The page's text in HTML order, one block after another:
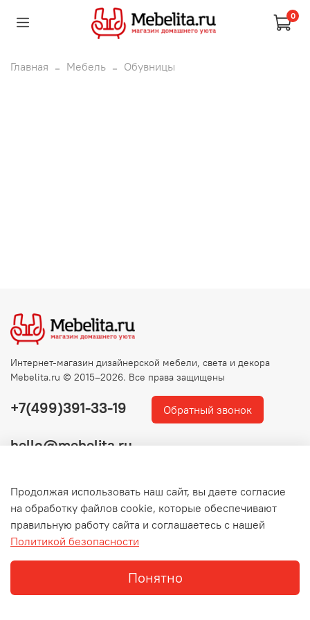
0
Главная Мебель Обувницы
+7(499)391-33-19 Обратный звонок
hello@mebelita.ru
Интернет-магазин дизайнерской мебели, света и декора
Mebelita.ru © 2015–2026. Все права защищены
Продолжая использовать наш сайт, вы даете согласие
на обработку файлов cookie, которые обеспечивают
правильную работу сайта и соглашаетесь с нашей
Политикой безопасности
Понятно